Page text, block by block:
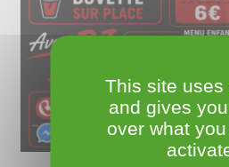
This site uses
and gives
over what